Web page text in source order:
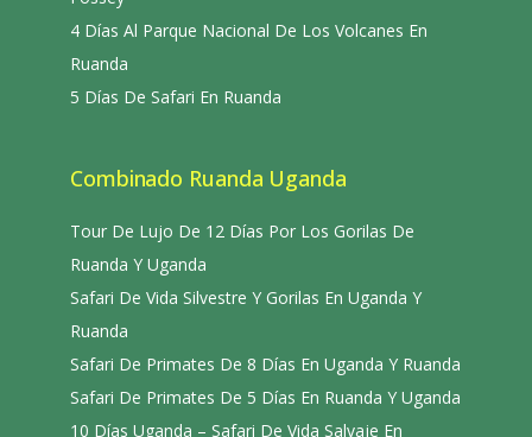
4 Días Al Parque Nacional De Los Volcanes En
Ruanda
5 Días De Safari En Ruanda
Combinado Ruanda Uganda
Tour De Lujo De 12 Días Por Los Gorilas De
Ruanda Y Uganda
Safari De Vida Silvestre Y Gorilas En Uganda Y
Ruanda
Safari De Primates De 8 Días En Uganda Y Ruanda
Safari De Primates De 5 Días En Ruanda Y Uganda
10 Días Uganda – Safari De Vida Salvaje En